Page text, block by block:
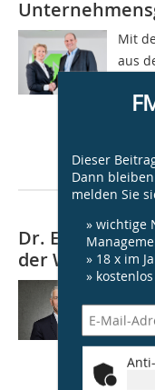
Dieser
Dann
melden Sie
» wichtige
» 18 x im
»
Mit
aus
um
Dr. Eckhart
der Wisag
Die
Dr.